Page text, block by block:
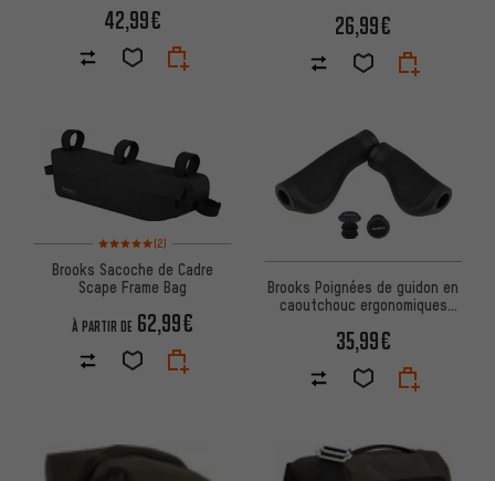
42,99€ 26,99€
Note moyenne : 5 sur 5 d'après 2 avis
(2)
Brooks Sacoche de Cadre
Scape Frame Bag
À PARTIR DE 62,99€
Brooks Poignées de guidon en
caoutchouc ergonomiques
35,99€